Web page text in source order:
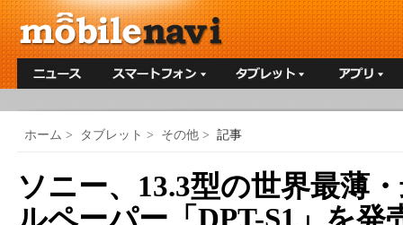
ホーム > タブレット > その他 > 記事
ソニー、13.3型の世界最薄